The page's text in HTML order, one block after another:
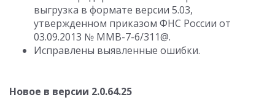
выгрузка в формате версии 5.03,
утвержденном приказом ФНС России от
03.09.2013 № ММВ-7-6/311@.
Исправлены выявленные ошибки.
Новое в версии 2.0.64.25